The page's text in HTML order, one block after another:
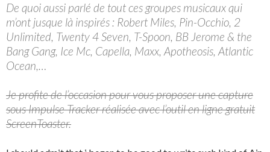
De quoi aussi parlé de tout ces groupes musicaux qui
m’ont jusque là inspirés : Robert Miles, Pin-Occhio, 2
Unlimited, Twenty 4 Seven, T-Spoon, BB Jerome & the
Bang Gang, Ice Mc, Capella, Maxx, Apotheosis, Atlantic
Ocean,…
Je profite de l’occasion pour vous proposer une capture
sous Impulse Tracker réalisée avec l’outil en ligne gratuit
ScreenToaster.